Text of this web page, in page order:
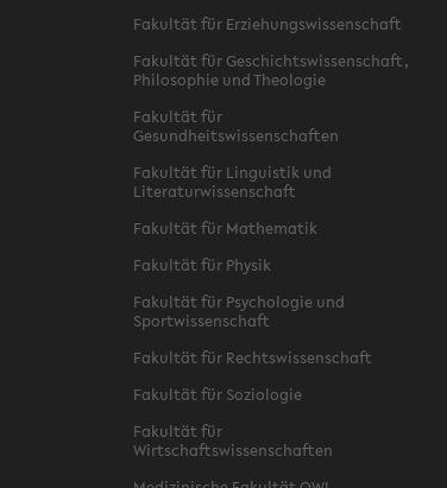
Fakultät für Erziehungswissenschaft
Fakultät für Geschichtswissenschaft,
Philosophie und Theologie
Fakultät für
Gesundheitswissenschaften
Fakultät für Linguistik und
Literaturwissenschaft
Fakultät für Mathematik
Fakultät für Physik
Fakultät für Psychologie und
Sportwissenschaft
Fakultät für Rechtswissenschaft
Fakultät für Soziologie
Fakultät für
Wirtschaftswissenschaften